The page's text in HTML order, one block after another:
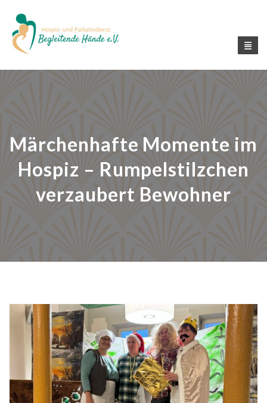
Märchenhafte Momente im
Hospiz – Rumpelstilzchen
verzaubert Bewohner